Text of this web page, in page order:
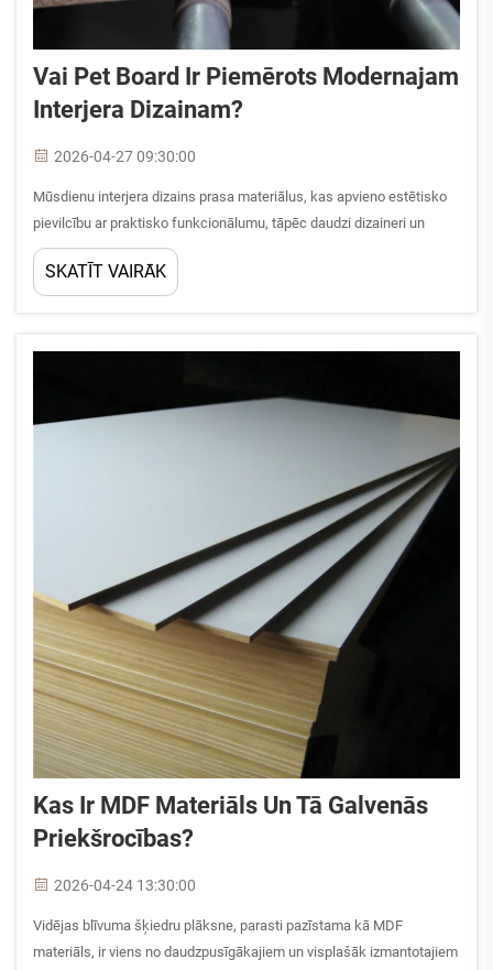
Vai Pet Board Ir Piemērots Modernajam
Interjera Dizainam?
2026-04-27 09:30:00
Mūsdienu interjera dizains prasa materiālus, kas apvieno estētisko
pievilcību ar praktisko funkcionālumu, tāpēc daudzi dizaineri un
mājokļu īpašnieki pārbauda, vai dzīvnieku dēlis atbilst šīm mūsdienu
prasībām. Tā kā interjera tendences virzās uz gludiem, izturīgiem...
SKATĪT VAIRĀK
Kas Ir MDF Materiāls Un Tā Galvenās
Priekšrocības?
2026-04-24 13:30:00
Vidējas blīvuma šķiedru plāksne, parasti pazīstama kā MDF
materiāls, ir viens no daudzpusīgākajiem un visplašāk izmantotajiem